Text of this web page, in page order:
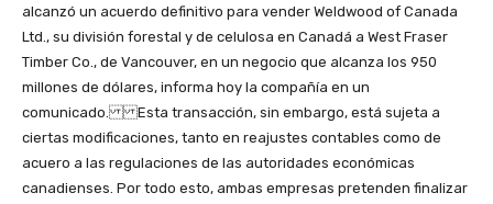
alcanzó un acuerdo definitivo para vender Weldwood of Canada
Ltd., su división forestal y de celulosa en Canadá a West Fraser
Timber Co., de Vancouver, en un negocio que alcanza los 950
millones de dólares, informa hoy la compañía en un
comunicado. Esta transacción, sin embargo, está sujeta a
ciertas modificaciones, tanto en reajustes contables como de
acuero a las regulaciones de las autoridades económicas
canadienses. Por todo esto, ambas empresas pretenden finalizar